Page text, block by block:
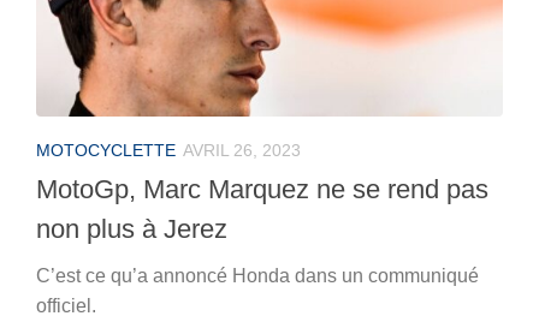
MOTOCYCLETTE AVRIL 26, 2023
MotoGp, Marc Marquez ne se rend pas
non plus à Jerez
C’est ce qu’a annoncé Honda dans un communiqué
officiel.